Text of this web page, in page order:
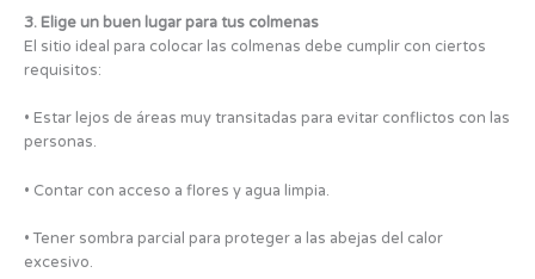
3. Elige un buen lugar para tus colmenas
El sitio ideal para colocar las colmenas debe cumplir con ciertos
requisitos:
• Estar lejos de áreas muy transitadas para evitar conflictos con las
personas.
• Contar con acceso a flores y agua limpia.
• Tener sombra parcial para proteger a las abejas del calor
excesivo.